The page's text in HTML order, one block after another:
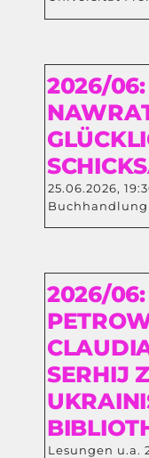
2026/06:
25.06.2026,
Buchhandlung
2026/
SERHIJ
Lesungen u.a.